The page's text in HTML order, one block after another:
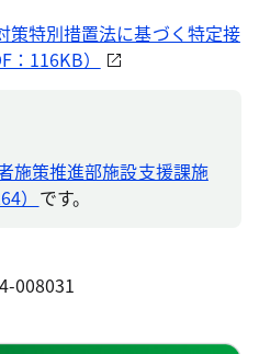
策特別措置法に基づく特定接
116KB）
施策推進部施設支援課施
） です。
008031